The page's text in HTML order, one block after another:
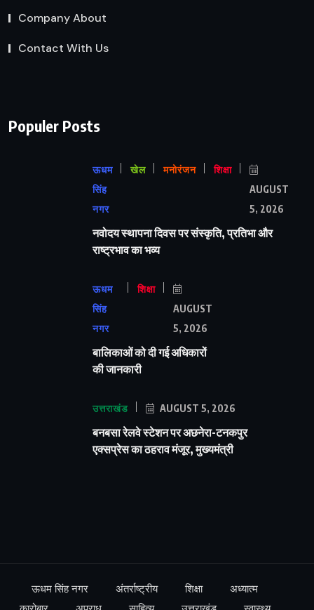
Company About
Contact With Us
Populer Posts
ऊधम
सिंह
नगर
खेल मनोरंजन शिक्षा
AUGUST
5, 2026
नवोदय स्थापना दिवस पर संस्कृति, प्रतिभा और
राष्ट्रभाव का भव्य
ऊधम
सिंह
नगर
शिक्षा
AUGUST
5, 2026
बालिकाओं को दी गई अधिकारों
की जानकारी
उत्तराखंड AUGUST 5, 2026
बनबसा रेलवे स्टेशन पर अछनेरा-टनकपुर
एक्सप्रेस का ठहराव मंजूर, मुख्यमंत्री
ऊधम सिंह नगर अंतर्राष्ट्रीय शिक्षा
अध्यात्म